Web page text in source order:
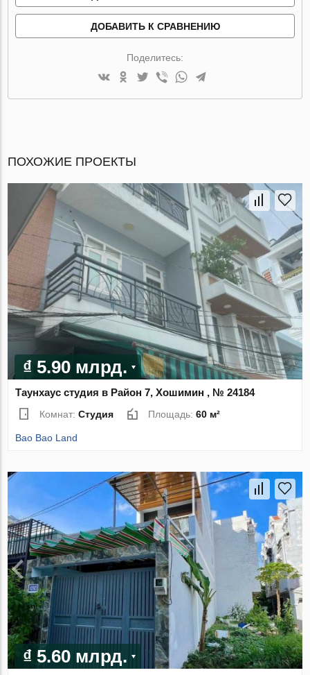
ДОБАВИТЬ К СРАВНЕНИЮ
Поделитесь:
ПОХОЖИЕ ПРОЕКТЫ
₫ 5.90 млрд.
Таунхаус студия в Район 7, Хошимин , № 24184
Комнат:Студия Площадь:60 м²
Bao Bao Land
₫ 5.60 млрд.